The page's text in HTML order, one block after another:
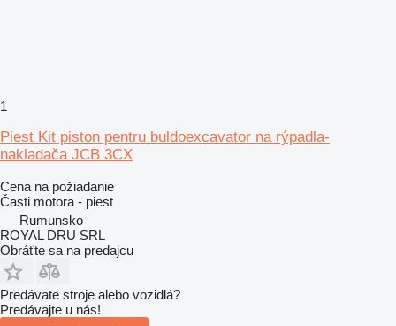
1
Piest Kit piston pentru buldoexcavator na rýpadla-
nakladača JCB 3CX
Cena na požiadanie
Časti motora - piest
Rumunsko
ROYAL DRU SRL
Obráťte sa na predajcu
Predávate stroje alebo vozidlá?
Predávajte u nás!